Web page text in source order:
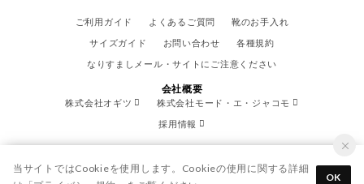
ご利用ガイド よくあるご質問
靴のお手入れ
サイズガイド
お問い合わせ
各種規約
なりすましメール・サイトにご注意ください
会社概要
株式会社オギツ
株式会社モード・エ・ジャコモ
採用情報
当サイトではCookieを使用します。Cookieの使用に関する詳細
OK